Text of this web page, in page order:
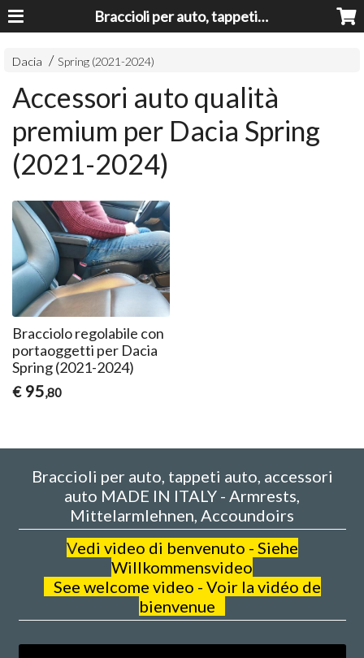
Braccioli per auto, tappeti auto, accessori auto MADE IN ITALY - Armrests, Mittelarmlehnen, Accoundoirs
Dacia Spring (2021-2024)
Accessori auto qualità
premium per Dacia Spring
(2021-2024)
Bracciolo regolabile con
portaoggetti per Dacia
Spring (2021-2024)
€ 95,80
Braccioli per auto, tappeti auto, accessori
auto MADE IN ITALY - Armrests,
Mittelarmlehnen, Accoundoirs
Vedi video di benvenuto - Siehe
Willkommensvideo
See welcome video - Voir la vidéo de
bienvenue